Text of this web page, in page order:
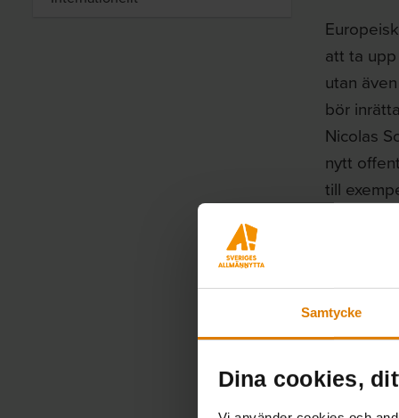
Samtycke
Dina cookies,
att ta
utan
bör
Nicolas
nytt
till
Samtliga